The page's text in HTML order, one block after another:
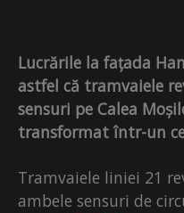
Lucrările la fațada
astfel că tramvaiele
sensuri pe Calea
transformat într-un
Tramvaiele liniei 21
ambele sensuri de